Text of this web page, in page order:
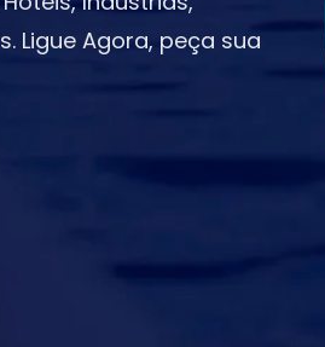
Ligue Agora, peça sua